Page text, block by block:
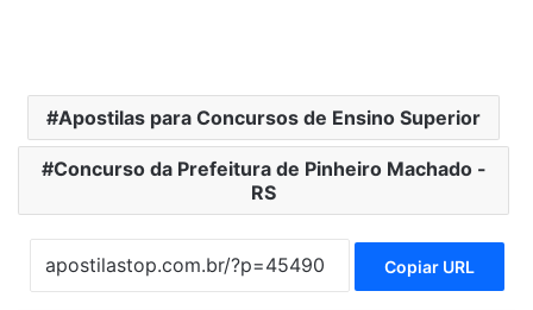
Apostilas para Concursos de Ensino Superior
Concurso da Prefeitura de Pinheiro Machado -
RS
Copiar URL